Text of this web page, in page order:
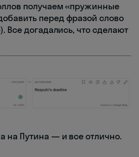
получаем «пружинные
перед фразой слово
Все догадались, что сделают
на Путина — и все отлично.